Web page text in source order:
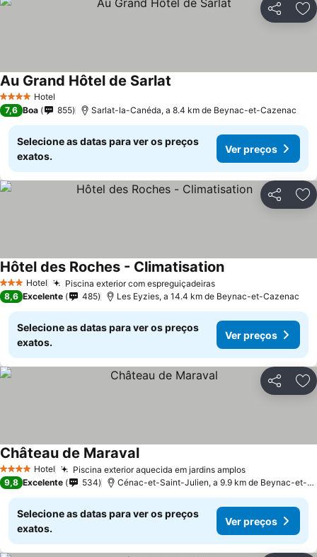
Partilhar
4 EstrelasHotel
Au Grand Hôtel de Sarlat
7,6 Boa 855 Sarlat-la-Canéda, a 8.4 km de Beynac-et-Cazenac
Selecione as datas para ver os preços
exatos.
Ver preços
Partilhar
3 EstrelasHotel Piscina exterior com espreguiçadeiras
Hôtel des Roches - Climatisation
8,6 Excelente 485 Les Eyzies, a 14.4 km de Beynac-et-Cazenac
Selecione as datas para ver os preços
exatos.
Ver preços
Partilhar
4 EstrelasHotel Piscina exterior aquecida em jardins amplos
Château de Maraval
9,8 Excelente 534 Cénac-et-Saint-Julien, a 9.9 km de Beynac-et-Cazenac
Selecione as datas para ver os preços
exatos.
Ver preços